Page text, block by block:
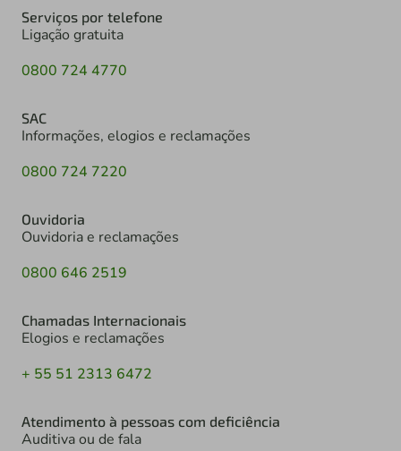
Serviços por telefone
Ligação gratuita
0800 724 4770
SAC
Informações, elogios e reclamações
0800 724 7220
Ouvidoria
Ouvidoria e reclamações
0800 646 2519
Chamadas Internacionais
Elogios e reclamações
+ 55 51 2313 6472
Atendimento à pessoas com deficiência
Auditiva ou de fala